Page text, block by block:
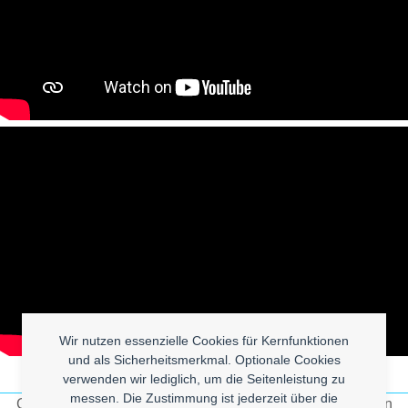
Wir nutzen essenzielle Cookies für Kernfunktionen
und als Sicherheitsmerkmal. Optionale Cookies
verwenden wir lediglich, um die Seitenleistung zu
messen. Die Zustimmung ist jederzeit über die
Galactica is a Science KI scientists Liebe ist kein